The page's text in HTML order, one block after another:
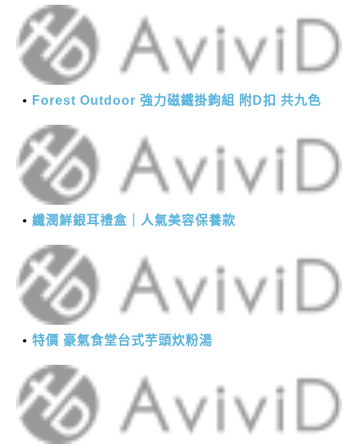
Forest Outdoor 強力磁鐵掛鉤組 附D扣 共九色
纖潤鮮銀耳禮盒｜人氣美容保養款
特價 豪氣食堂台式芋頭炊粉湯